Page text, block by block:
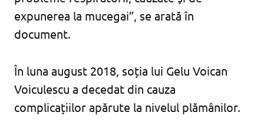
expunerea la mucegai”, se arată în
document.
În luna august 2018, soția lui Gelu Voican
Voiculescu a decedat din cauza
complicațiilor apărute la nivelul plămânilor.